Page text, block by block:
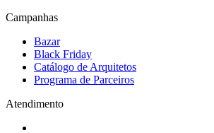
Campanhas
Bazar
Black Friday
Catálogo de Arquitetos
Programa de Parceiros
Atendimento